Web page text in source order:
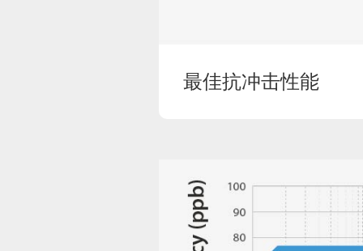
最佳抗冲击性能